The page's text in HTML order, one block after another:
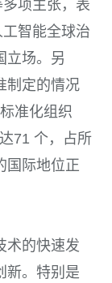
项主张，表
智能全球治
立场。另
制定的情况
准化组织
71 个，占所
国际地位正
术的快速发
新。特别是